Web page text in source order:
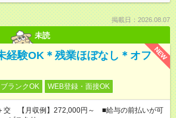
掲載日：2026.08.07
未読
NEW
経験OK＊残業ほぼなし＊オフ
ブランクOK WEB登録・面接OK
交 【月収例】272,000円～ ■給与の前払いが可